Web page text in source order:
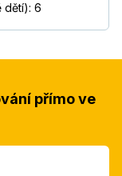
dětí): 6
přímo ve